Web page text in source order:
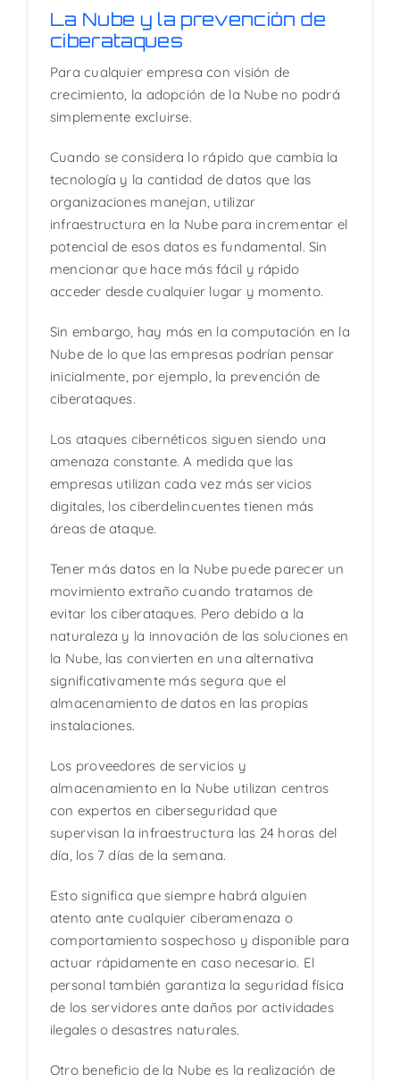
La Nube y la prevención de
ciberataques
Para cualquier empresa con visión de
crecimiento, la adopción de la Nube no podrá
simplemente excluirse.
Cuando se considera lo rápido que cambia la
tecnología y la cantidad de datos que las
organizaciones manejan, utilizar
infraestructura en la Nube para incrementar el
potencial de esos datos es fundamental. Sin
mencionar que hace más fácil y rápido
acceder desde cualquier lugar y momento.
Sin embargo, hay más en la computación en la
Nube de lo que las empresas podrían pensar
inicialmente, por ejemplo, la prevención de
ciberataques.
Los ataques cibernéticos siguen siendo una
amenaza constante. A medida que las
empresas utilizan cada vez más servicios
digitales, los ciberdelincuentes tienen más
áreas de ataque.
Tener más datos en la Nube puede parecer un
movimiento extraño cuando tratamos de
evitar los ciberataques. Pero debido a la
naturaleza y la innovación de las soluciones en
la Nube, las convierten en una alternativa
significativamente más segura que el
almacenamiento de datos en las propias
instalaciones.
Los proveedores de servicios y
almacenamiento en la Nube utilizan centros
con expertos en ciberseguridad que
supervisan la infraestructura las 24 horas del
día, los 7 días de la semana.
Esto significa que siempre habrá alguien
atento ante cualquier ciberamenaza o
comportamiento sospechoso y disponible para
actuar rápidamente en caso necesario. El
personal también garantiza la seguridad física
de los servidores ante daños por actividades
ilegales o desastres naturales.
Otro beneficio de la Nube es la realización de